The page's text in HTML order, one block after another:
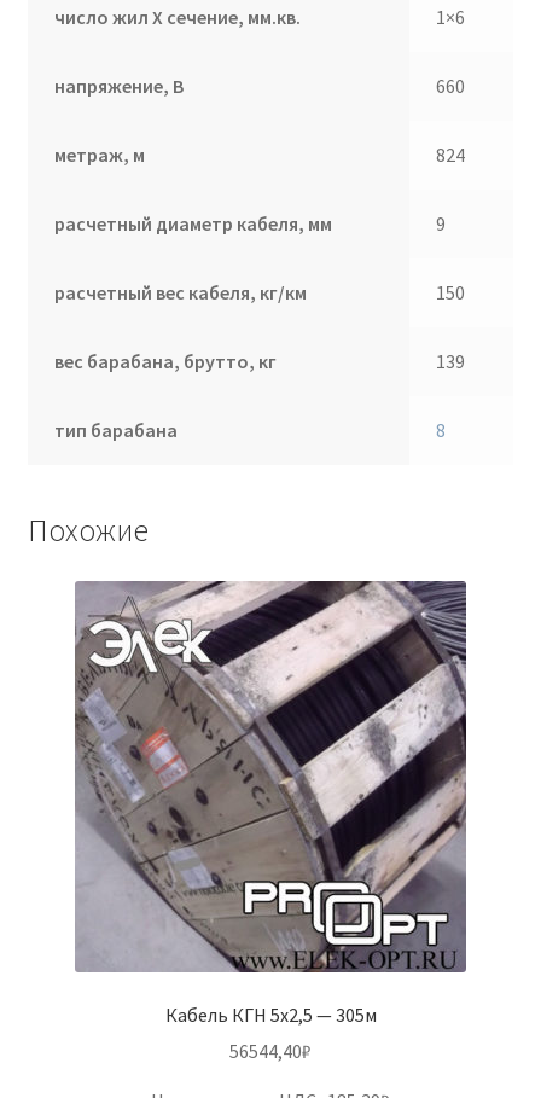
число жил Х сечение, мм.кв. 1×6
напряжение, В 660
метраж, м 824
расчетный диаметр кабеля, мм 9
расчетный вес кабеля, кг/км 150
вес барабана, брутто, кг 139
тип барабана 8
Похожие
Кабель КГН 5х2,5 — 305м
56544,40₽